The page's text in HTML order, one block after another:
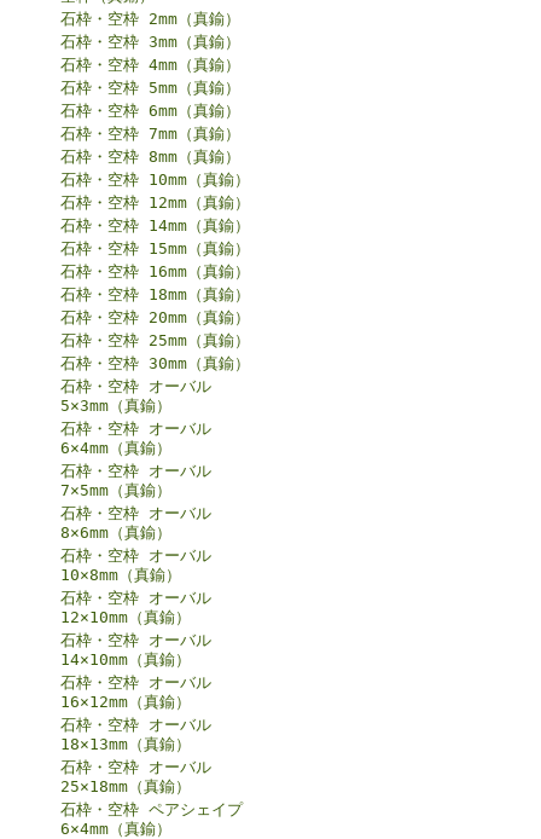
石枠・空枠 2mm（真鍮）
石枠・空枠 3mm（真鍮）
石枠・空枠 4mm（真鍮）
石枠・空枠 5mm（真鍮）
石枠・空枠 6mm（真鍮）
石枠・空枠 7mm（真鍮）
石枠・空枠 8mm（真鍮）
石枠・空枠 10mm（真鍮）
石枠・空枠 12mm（真鍮）
石枠・空枠 14mm（真鍮）
石枠・空枠 15mm（真鍮）
石枠・空枠 16mm（真鍮）
石枠・空枠 18mm（真鍮）
石枠・空枠 20mm（真鍮）
石枠・空枠 25mm（真鍮）
石枠・空枠 30mm（真鍮）
石枠・空枠 オーバル
5×3mm（真鍮）
石枠・空枠 オーバル
6×4mm（真鍮）
石枠・空枠 オーバル
7×5mm（真鍮）
石枠・空枠 オーバル
8×6mm（真鍮）
石枠・空枠 オーバル
10×8mm（真鍮）
石枠・空枠 オーバル
12×10mm（真鍮）
石枠・空枠 オーバル
14×10mm（真鍮）
石枠・空枠 オーバル
16×12mm（真鍮）
石枠・空枠 オーバル
18×13mm（真鍮）
石枠・空枠 オーバル
25×18mm（真鍮）
石枠・空枠 ペアシェイプ
6×4mm（真鍮）